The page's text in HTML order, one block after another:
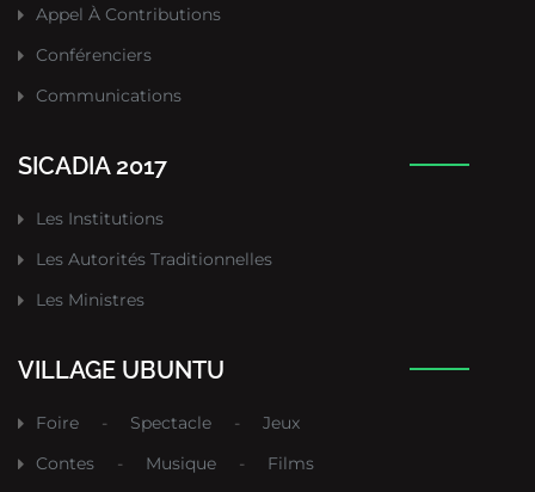
Appel À Contributions
Conférenciers
Communications
SICADIA 2017
Les Institutions
Les Autorités Traditionnelles
Les Ministres
VILLAGE UBUNTU
Foire - Spectacle -
Jeux
Contes
- Musique -
Films